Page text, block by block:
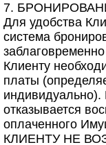
7.
Для удобства
система
Клиенту
платы
индивидуально).
отказывается
оплаченного
КЛИЕНТУ НЕ